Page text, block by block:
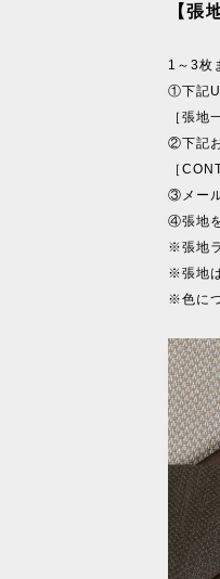
【張
1～3枚
①下記
［張地
②下記
［
③メー
④張地
※張地
※張地
※色に